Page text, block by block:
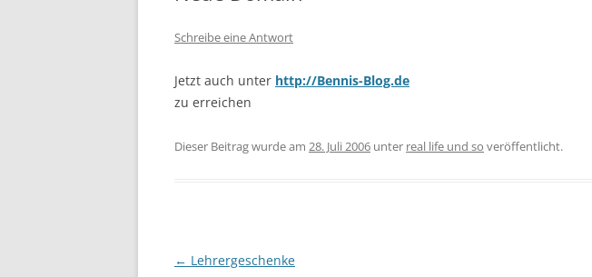
Schreibe eine Antwort
Jetzt auch unter http://Bennis-Blog.de
zu erreichen
Dieser Beitrag wurde am 28. Juli 2006 unter real life und so veröffentlicht.
Beitragsnavigation
← Lehrergeschenke